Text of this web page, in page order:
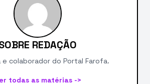
REDAÇÃO
colaborador do Portal Farofa.
todas as matérias ->